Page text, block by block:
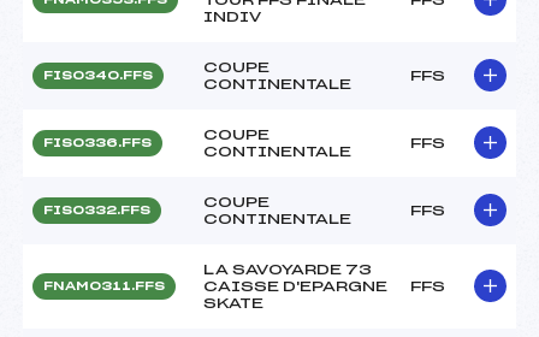
INDIV
FIS0340.FFS
COUPE
CONTINENTALE
FFS
FIS0336.FFS
COUPE
CONTINENTALE
FFS
FIS0332.FFS
COUPE
CONTINENTALE
FFS
FNAM0311.FFS
LA SAVOYARDE 73
CAISSE D'EPARGNE
SKATE
FFS